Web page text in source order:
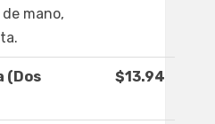
mano,
(Dos
$13.94